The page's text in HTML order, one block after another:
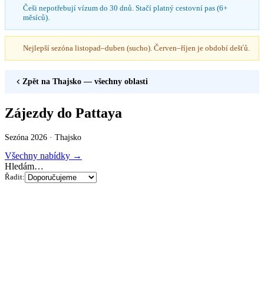
Češi nepotřebují vízum do 30 dnů. Stačí platný cestovní pas (6+
měsíců).
Nejlepší sezóna listopad–duben (sucho). Červen–říjen je období dešťů.
Zpět na Thajsko — všechny oblasti
Zájezdy do Pattaya
Sezóna 2026 · Thajsko
Všechny nabídky →
Hledám…
Řadit: